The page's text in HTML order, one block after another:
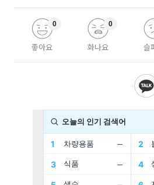
좋아요
0
화나요
0
슬